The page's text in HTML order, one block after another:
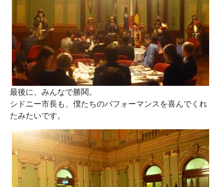
最後に、みんなで勝鬨。
シドニー市長も、僕たちのパフォーマンスを喜んでくれ
たみたいです。